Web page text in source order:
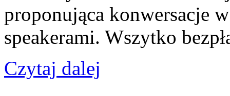
proponująca konwersacje
speakerami. Wszytko
Czytaj dalej